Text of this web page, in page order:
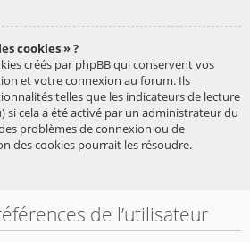
cookies » ?
créés par phpBB qui conservent vos
et votre connexion au forum. Ils
telles que les indicateurs de lecture
si cela a été activé par un administrateur du
problèmes de connexion ou de
des cookies pourrait les résoudre.
de l’utilisateur